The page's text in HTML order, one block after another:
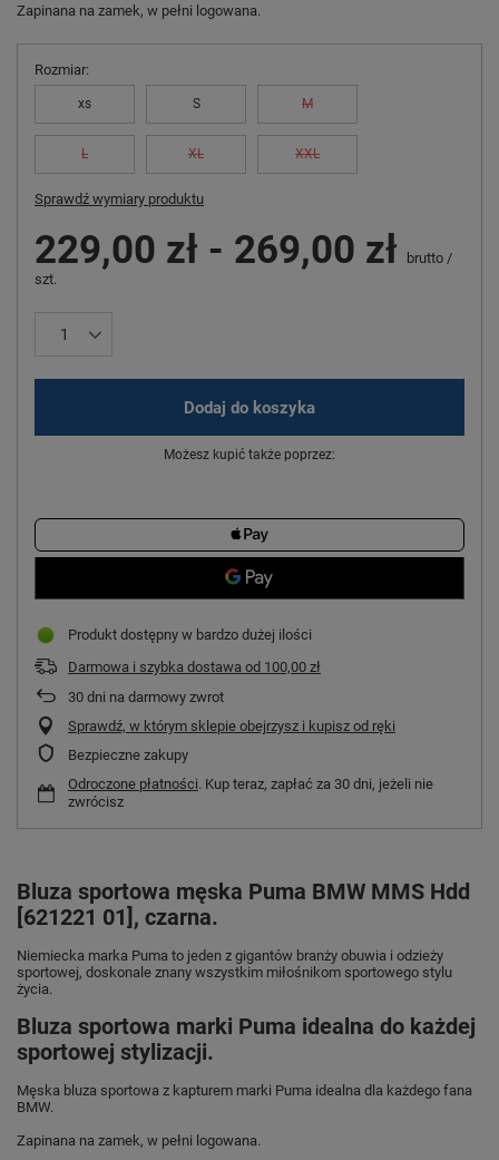
Zapinana na zamek, w pełni logowana.
Rozmiar
xs S M
L XL XXL
Sprawdź wymiary produktu
229,00 zł - 269,00 zł brutto /
szt.
Dodaj do koszyka
Możesz kupić także poprzez:
Produkt dostępny w bardzo dużej ilości
Darmowa i szybka dostawa od 100,00 zł
30 dni na darmowy zwrot
Sprawdź, w którym sklepie obejrzysz i kupisz od ręki
Bezpieczne zakupy
Odroczone płatności. Kup teraz, zapłać za 30 dni, jeżeli nie
zwrócisz
Bluza sportowa męska Puma BMW MMS Hdd
[621221 01], czarna.
Niemiecka marka Puma to jeden z gigantów branży obuwia i odzieży
sportowej, doskonale znany wszystkim miłośnikom sportowego stylu
życia.
Bluza sportowa marki Puma idealna do każdej
sportowej stylizacji.
Męska bluza sportowa z kapturem marki Puma idealna dla każdego fana
BMW.
Zapinana na zamek, w pełni logowana.